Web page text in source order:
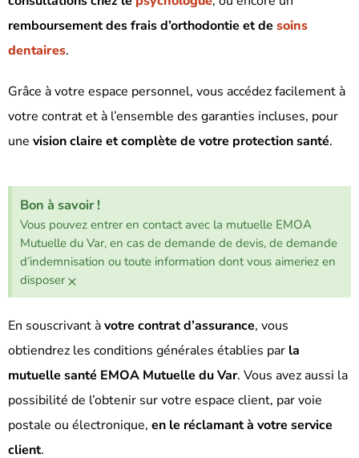
remboursement des frais d’orthodontie et de soins
dentaires.
Grâce à votre espace personnel, vous accédez facilement à
votre contrat et à l’ensemble des garanties incluses, pour
une vision claire et complète de votre protection santé.
Bon à savoir !
Vous pouvez entrer en contact avec la mutuelle EMOA
Mutuelle du Var, en cas de demande de devis, de demande
d’indemnisation ou toute information dont vous aimeriez en
disposer ×
En souscrivant àvotre contrat d’assurance, vous
obtiendrez les conditions générales établies par la
mutuelle santé EMOA Mutuelle du Var. Vous avez aussi la
possibilité de l’obtenir sur votre espace client, par voie
postale ou électronique, en le réclamant à votre service
client.